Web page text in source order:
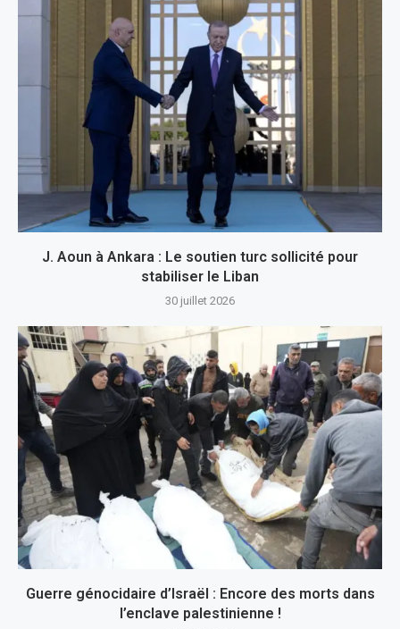
J. Aoun à Ankara : Le soutien turc sollicité pour
stabiliser le Liban
30 juillet 2026
Guerre génocidaire d’Israël : Encore des morts dans
l’enclave palestinienne !